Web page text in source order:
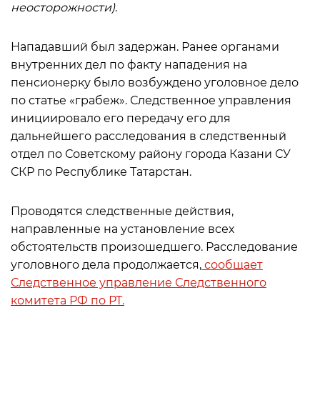
неосторожности).
Нападавший был задержан. Ранее органами
внутренних дел по факту нападения на
пенсионерку было возбуждено уголовное дело
по статье «грабеж». Следственное управления
инициировало его передачу его для
дальнейшего расследования в следственный
отдел по Советскому району города Казани СУ
СКР по Республике Татарстан.
Проводятся следственные действия,
направленные на установление всех
обстоятельств произошедшего. Расследование
уголовного дела продолжается, сообщает
Следственное управление Следственного
комитета РФ по РТ.